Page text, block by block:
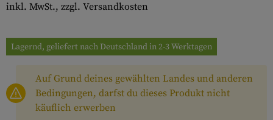
inkl. MwSt., zzgl. Versandkosten
Lagernd, geliefert nach Deutschland in 2-3 Werktagen
Auf Grund deines gewählten Landes und anderen
Bedingungen, darfst du dieses Produkt nicht
käuflich erwerben